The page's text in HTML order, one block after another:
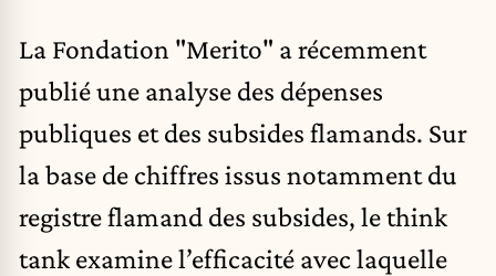
La Fondation "Merito" a récemment
publié une analyse des dépenses
publiques et des subsides flamands. Sur
la base de chiffres issus notamment du
registre flamand des subsides, le think
tank examine l’efficacité avec laquelle